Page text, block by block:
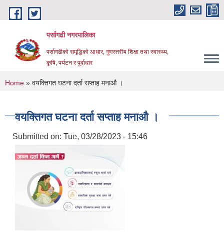
Skip to main content
पर्सागढी नगरपालिका
पर्सागढीको समृद्धिको आधार, गुणस्तरीय शिक्षा तथा स्वास्थ्य,
कृषि, पर्यटन र पूर्वाधार
You are here
Home » वयक्तिगत घटना दर्ता सप्ताह मना‍‌औ ।
वयक्तिगत घटना दर्ता सप्ताह मना‍‌औ ।
Submitted on: Tue, 03/28/2023 - 15:46